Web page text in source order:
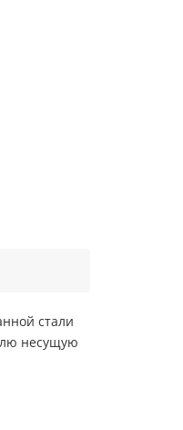
стали
несущую